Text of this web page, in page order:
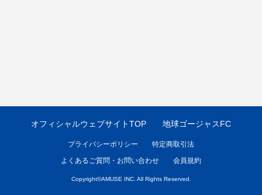
オフィシャルウェブサイトTOP 地球ゴージャスFC
プライバシーポリシー
特定商取引法
よくあるご質問・お問い合わせ
会員規約
Copyright©AMUSE INC. All Rights Reserved.